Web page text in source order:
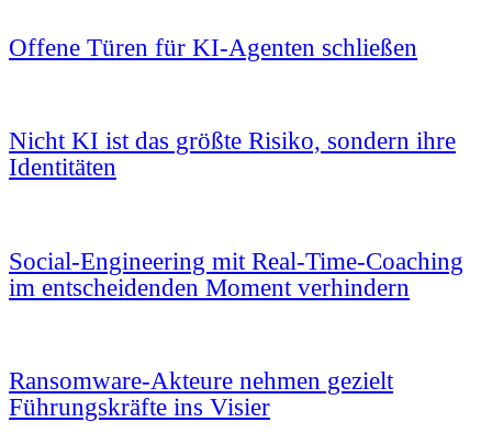
Offene Türen für KI-Agenten schließen
Nicht KI ist das größte Risiko, sondern ihre
Identitäten
Social-Engineering mit Real-Time-Coaching
im entscheidenden Moment verhindern
Ransomware-Akteure nehmen gezielt
Führungskräfte ins Visier